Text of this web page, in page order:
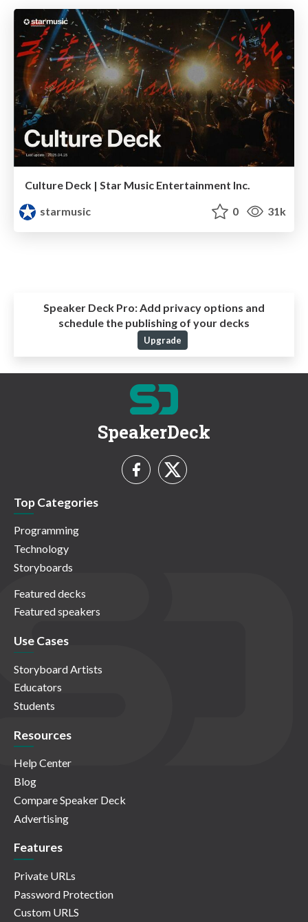
Culture Deck | Star Music Entertainment Inc.
starmusic
0 31k
Speaker Deck Pro: Add privacy options and
schedule the publishing of your decks
Upgrade
SpeakerDeck
Top Categories
Programming
Technology
Storyboards
Featured decks
Featured speakers
Use Cases
Storyboard Artists
Educators
Students
Resources
Help Center
Blog
Compare Speaker Deck
Advertising
Features
Private URLs
Password Protection
Custom URLS